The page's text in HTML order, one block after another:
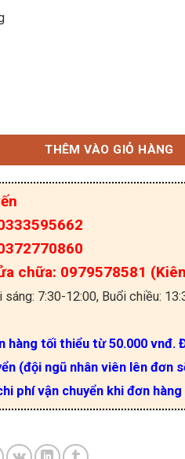
DIP-8 nhập khẩu số
THÊM VÀO GIỎ HÀNG
chữa: 0979578581
sáng: 7:30-12:00, Buổi chiều:
hàng tối thiểu từ 50.000 vnđ.
(đội ngũ nhân viên lên đơn
phí vận chuyển khi đơn